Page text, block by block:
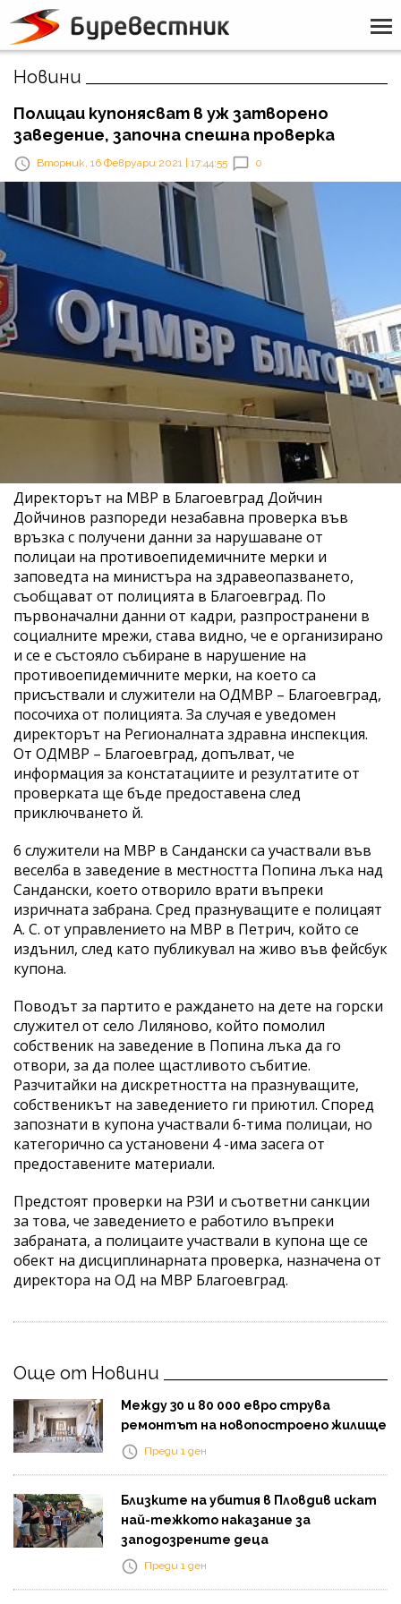
Новини
Полицаи купонясват в уж затворено
заведение, започна спешна проверка
Вторник, 16 Февруари 2021 | 17:44:55 0
Директорът на МВР в Благоевград Дойчин
Дойчинов разпореди незабавна проверка във
връзка с получени данни за нарушаване от
полицаи на противоепидемичните мерки и
заповедта на министъра на здравеопазването,
съобщават от полицията в Благоевград. По
първоначални данни от кадри, разпространени в
социалните мрежи, става видно, че е организирано
и се е състояло събиране в нарушение на
противоепидемичните мерки, на което са
присъствали и служители на ОДМВР – Благоевград,
посочиха от полицията. За случая е уведомен
директорът на Регионалната здравна инспекция.
От ОДМВР – Благоевград, допълват, че
информация за констатациите и резултатите от
проверката ще бъде предоставена след
приключването й.
6 служители на МВР в Сандански са участвали във
веселба в заведение в местността Попина лъка над
Сандански, което отворило врати въпреки
изричната забрана. Сред празнуващите е полицаят
А. С. от управлението на МВР в Петрич, който се
издънил, след като публикувал на живо във фейсбук
купона.
Поводът за партито е раждането на дете на горски
служител от село Лиляново, който помолил
собственик на заведение в Попина лъка да го
отвори, за да полее щастливото събитие.
Разчитайки на дискретността на празнуващите,
собственикът на заведението ги приютил. Според
запознати в купона участвали 6-тима полицаи, но
категорично са установени 4 -има засега от
предоставените материали.
Предстоят проверки на РЗИ и съответни санкции
за това, че заведението е работило въпреки
забраната, а полицаите участвали в купона ще се
обект на дисциплинарната проверка, назначена от
директора на ОД на МВР Благоевград.
Още от Новини
Между 30 и 80 000 евро струва
ремонтът на новопостроено жилище
Преди 1 ден
Близките на убития в Пловдив искат
най-тежкото наказание за
заподозрените деца
Преди 1 ден